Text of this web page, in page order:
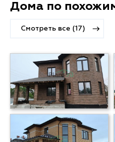
Дома по
Смотреть все (17)